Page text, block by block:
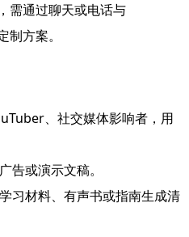
需通过聊天或电话与
方案。
、社交媒体影响者，用
告或演示文稿。
习材料、有声书或指南生成清